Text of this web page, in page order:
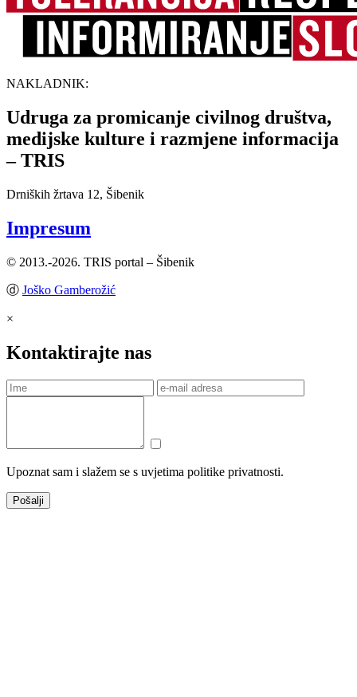
NAKLADNIK:
Udruga za promicanje civilnog društva,
medijske kulture i razmjene informacija
– TRIS
Drniških žrtava 12, Šibenik
Impresum
© 2013.-2026. TRIS portal – Šibenik
ⓓ Joško Gamberožić
×
Kontaktirajte nas
Upoznat sam i slažem se s uvjetima politike privatnosti.
Pošalji